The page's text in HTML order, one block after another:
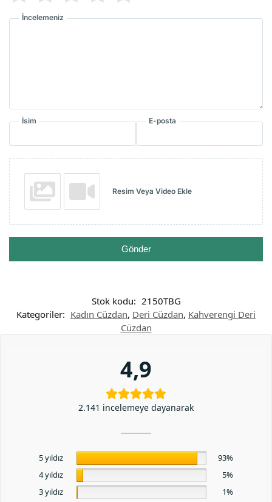
İncelemeniz
İsim E-posta
Resim Veya Video Ekle
Gönder
Stok kodu: 2150TBG
Kategoriler: Kadın Cüzdan, Deri Cüzdan, Kahverengi Deri
Cüzdan
4,9
2.141 incelemeye dayanarak
5 yıldız
93%
4 yıldız
5%
3 yıldız
1%